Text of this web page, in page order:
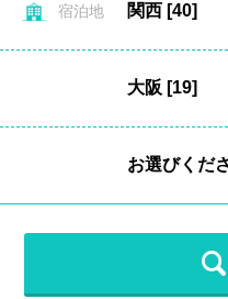
宿泊地